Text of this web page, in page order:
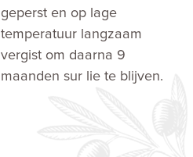
geperst en op lage
temperatuur langzaam
vergist om daarna 9
maanden sur lie te blijven.